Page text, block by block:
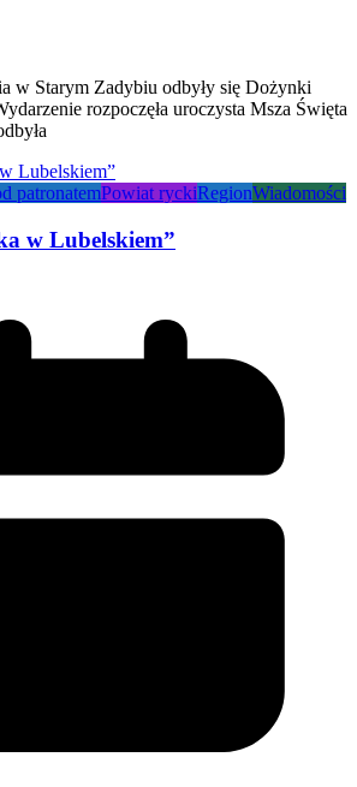
w Starym Zadybiu odbyły się Dożynki
rozpoczęła uroczysta Msza Święta
patronatemPowiat ryckiRegionWiadomości
w Lubelskiem”